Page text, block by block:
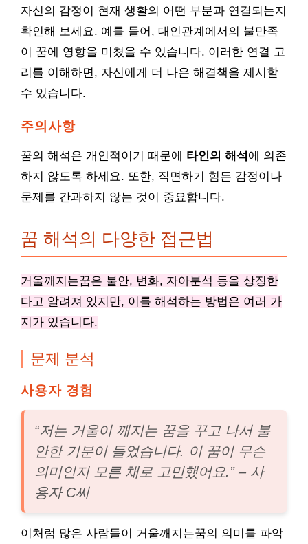
자신의 감정이 현재 생활의 어떤 부분과 연결되는지
확인해 보세요. 예를 들어, 대인관계에서의 불만족
이 꿈에 영향을 미쳤을 수 있습니다. 이러한 연결 고
리를 이해하면, 자신에게 더 나은 해결책을 제시할
수 있습니다.
주의사항
꿈의 해석은 개인적이기 때문에 타인의 해석에 의존
하지 않도록 하세요. 또한, 직면하기 힘든 감정이나
문제를 간과하지 않는 것이 중요합니다.
꿈 해석의 다양한 접근법
거울깨지는꿈은 불안, 변화, 자아분석 등을 상징한
다고 알려져 있지만, 이를 해석하는 방법은 여러 가
지가 있습니다.
문제 분석
사용자 경험
“저는 거울이 깨지는 꿈을 꾸고 나서 불
안한 기분이 들었습니다. 이 꿈이 무슨
의미인지 모른 채로 고민했어요.” – 사
용자 C씨
이처럼 많은 사람들이 거울깨지는꿈의 의미를 파악